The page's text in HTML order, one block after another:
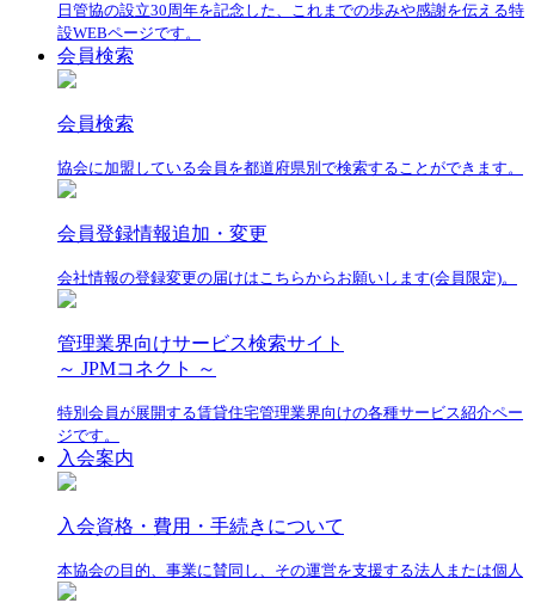
日管協の設立30周年を記念した、これまでの歩みや感謝を伝える特
設WEBページです。
会員検索
会員検索
協会に加盟している会員を都道府県別で検索することができます。
会員登録情報追加・変更
会社情報の登録変更の届けはこちらからお願いします(会員限定)。
管理業界向けサービス検索サイト
～ JPMコネクト ～
特別会員が展開する賃貸住宅管理業界向けの各種サービス紹介ペー
ジです。
入会案内
入会資格・費用・手続きについて
本協会の目的、事業に賛同し、その運営を支援する法人または個人